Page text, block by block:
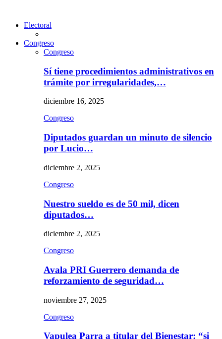
Electoral
Congreso
Congreso
Sí tiene procedimientos administrativos en
trámite por irregularidades,…
diciembre 16, 2025
Congreso
Diputados guardan un minuto de silencio
por Lucio…
diciembre 2, 2025
Congreso
Nuestro sueldo es de 50 mil, dicen
diputados…
diciembre 2, 2025
Congreso
Avala PRI Guerrero demanda de
reforzamiento de seguridad…
noviembre 27, 2025
Congreso
Vapulea Parra a titular del Bienestar: “si